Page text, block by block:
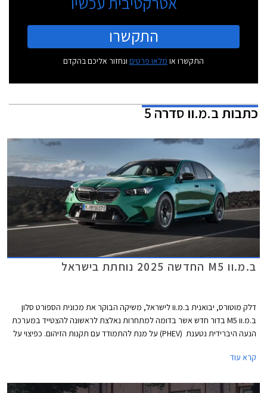
התקשרו
התקשרו או מלאו פרטים ונחזור אליכם בהקדם
כתבותב.מ.וו סדרה 5
ב.מ.וו M5 החדשה 2025 נוחתת בישראל
דלק מוטורס, יבואנית ב.מ.וו לישראל, משיקה הבוקר את מכונית הספורט סלון
ב.מ.וו M5 בדור חדש אשר בדומה למתחרות נאלצת לראשונה להצטייד במערכת
הנעה היברידית נטענת (PHEV) על מנת להתמודד עם תקנות הזיהום. כפיצוי על
של עד 68 ק"מ. מחירה של ב.מ.וו M5 החדשה 2025 עומד על 1,199,900 ₪.
קרא עוד